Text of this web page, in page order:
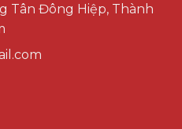
Tân Đông Hiệp, Thành